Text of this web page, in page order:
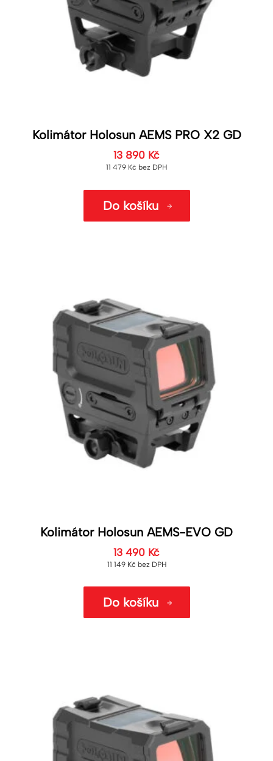
Kolimátor Holosun AEMS PRO X2 GD
13 890 Kč
11 479 Kč bez DPH
Do košíku
Kolimátor Holosun AEMS-EVO GD
13 490 Kč
11 149 Kč bez DPH
Do košíku